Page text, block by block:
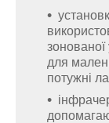
для
потужні